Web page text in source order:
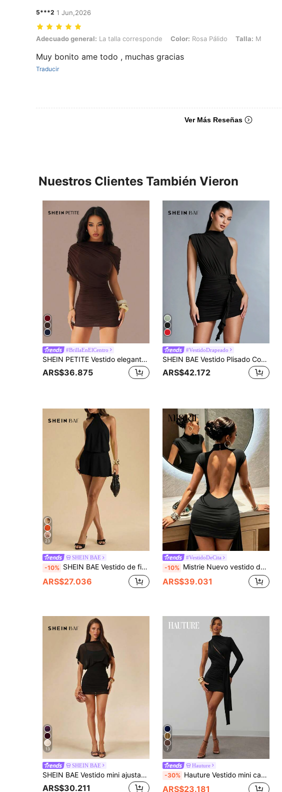
5***2 1 Jun,2026
Adecuado general: La talla corresponde, Color: Rosa Pálido, Talla: M
Adecuado general: La talla corresponde Color: Rosa Pálido Talla: M
Muy bonito ame todo , muchas gracias
Traducir
Ver Más Reseñas
Nuestros Clientes También Vieron
#BrillaEnElCentro
SHEIN PETITE Vestido elegante ajustado de verano para mujer, marrón oscuro, cuello redondo, manga corta, fruncido, para citas casuales, salidas, club nocturno y fiestas, para mujeres petite
ARS$36.875
#VestidoDrapeado
SHEIN BAE Vestido Plisado Con Decoración De Flores 3d Para Mujer
ARS$42.172
23
SHEIN BAE
-10% SHEIN BAE Vestido de fiesta de moda con cuello halter de unicolor para mujer
ARS$27.036
#VestidoDeCita
-10% Mistrie Nuevo vestido de fiesta sexy y elegante con espalda descubierta, volantes plisados y falda fluida
ARS$39.031
13
SHEIN BAE
SHEIN BAE Vestido mini ajustado de color negro sólido, sexy y transparente con drapeado, sin mangas y cuello alto, adecuado para fiestas, cócteles y discotecas, para mujer en primavera/verano
ARS$30.211
7
Hauture
-30% Hauture Vestido mini casual asimétrico con un hombro descubierto, cuello alto, recorte y faja, de estilo discreto y recatado
ARS$23.181